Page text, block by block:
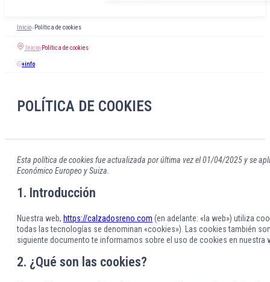
Inicio> Política de cookies
Inicio| Política de cookies
+info
POLÍTICA DE COOKIES
Esta política de cookies fue actualizada por última vez el 01/04/2025 y se
Económico Europeo y Suiza.
1. Introducción
Nuestra web, https://calzadosreno.com (en adelante: «la web») utiliza
todas las tecnologías se denominan «cookies»). Las cookies también
siguiente documento te informamos sobre el uso de cookies en nuestra
2. ¿Qué son las cookies?